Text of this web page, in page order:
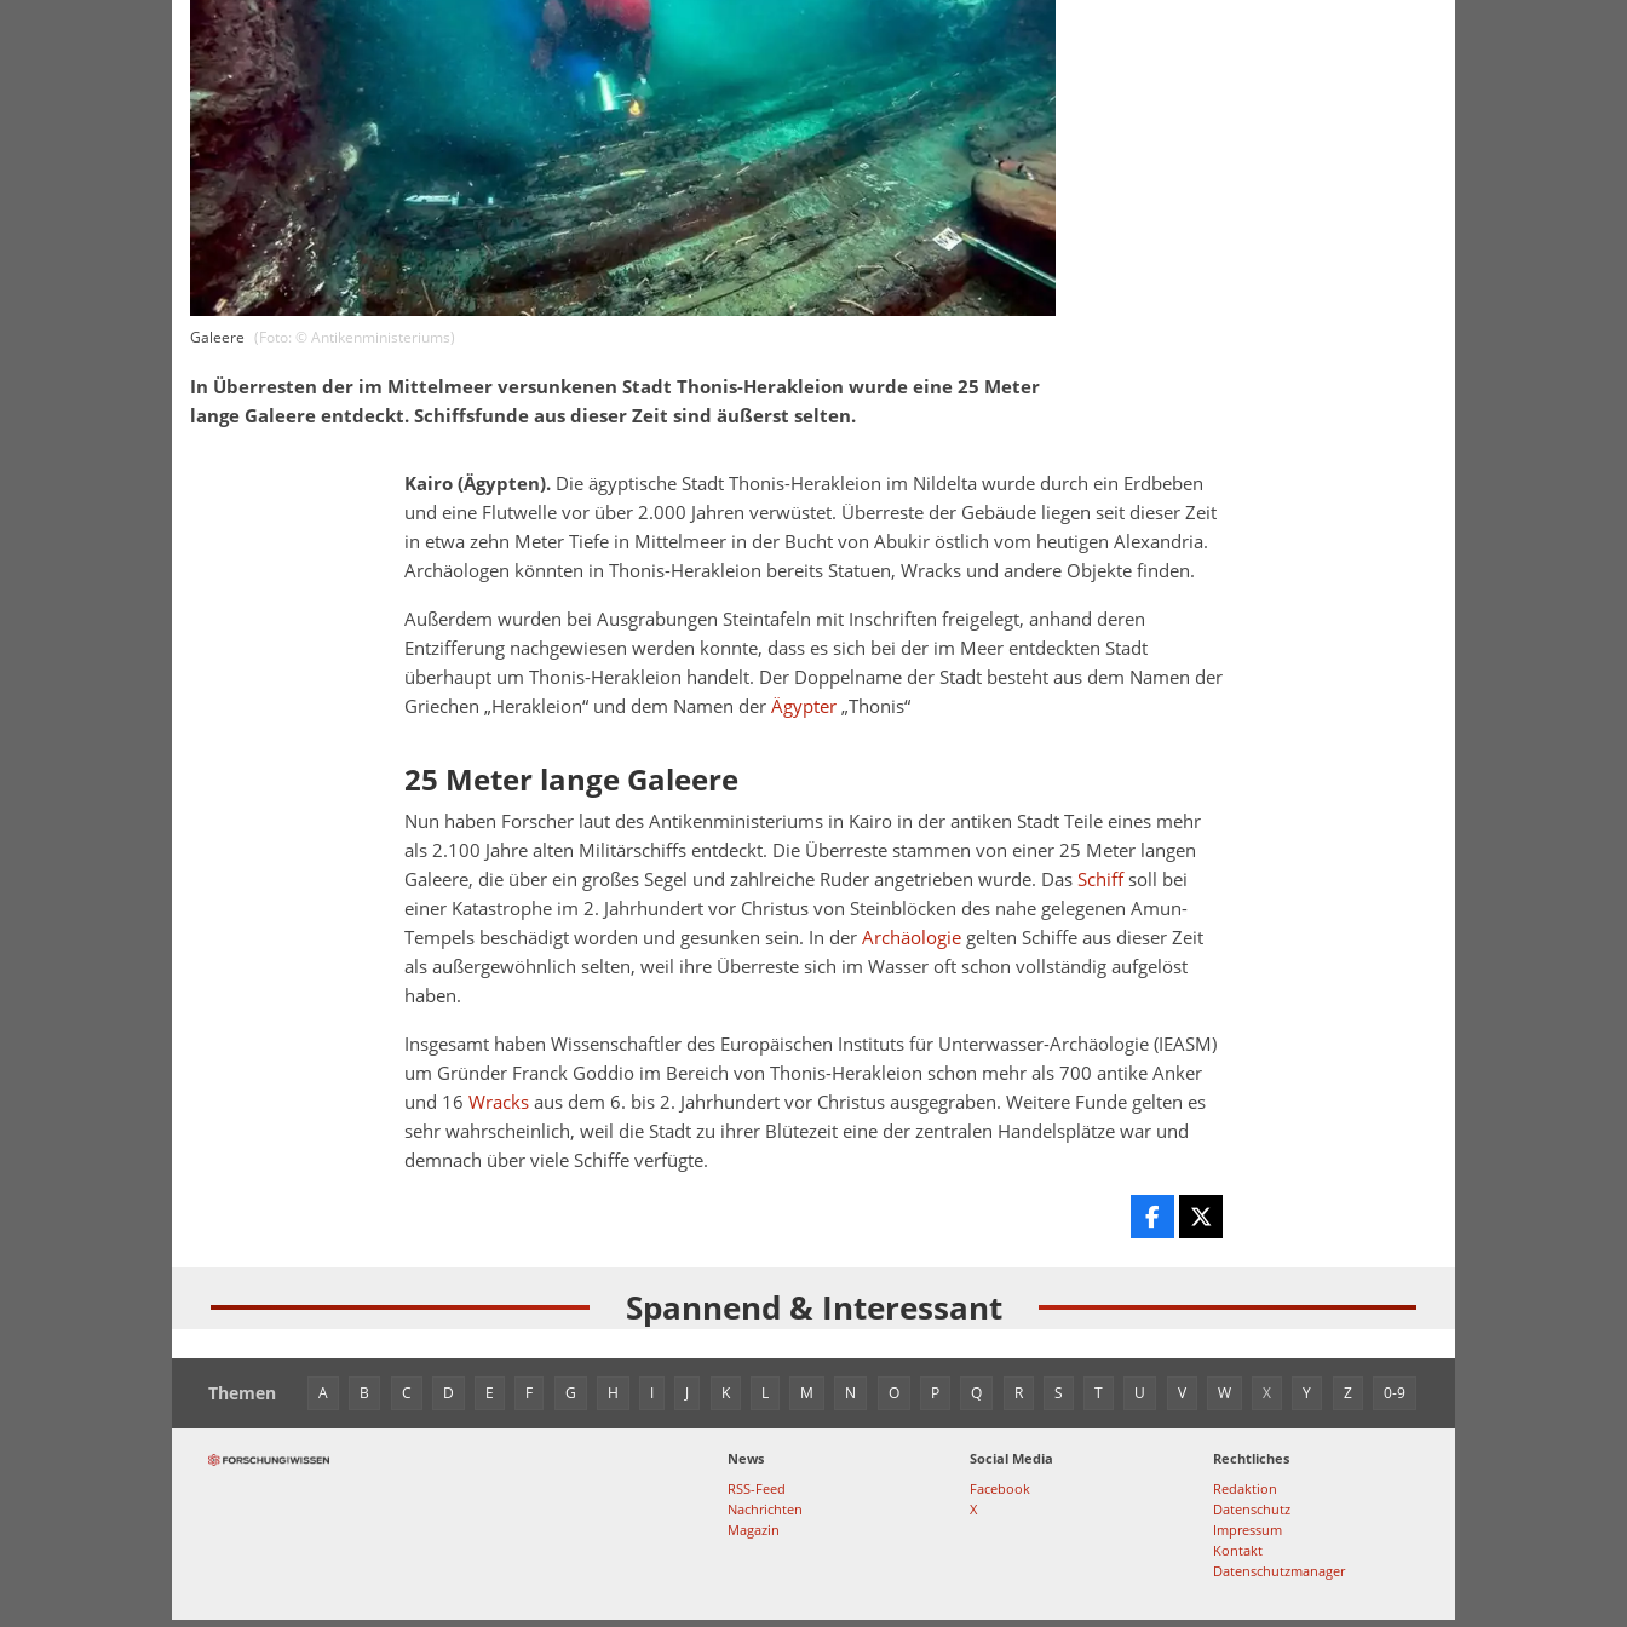
Galeere (Foto: © Antikenministeriums)
In Überresten der im Mittelmeer versunkenen Stadt Thonis-Herakleion wurde eine 25 Meter
lange Galeere entdeckt. Schiffsfunde aus dieser Zeit sind äußerst selten.
Kairo (Ägypten). Die ägyptische Stadt Thonis-Herakleion im Nildelta wurde durch ein Erdbeben
und eine Flutwelle vor über 2.000 Jahren verwüstet. Überreste der Gebäude liegen seit dieser Zeit
in etwa zehn Meter Tiefe in Mittelmeer in der Bucht von Abukir östlich vom heutigen Alexandria.
Archäologen könnten in Thonis-Herakleion bereits Statuen, Wracks und andere Objekte finden.
Außerdem wurden bei Ausgrabungen Steintafeln mit Inschriften freigelegt, anhand deren
Entzifferung nachgewiesen werden konnte, dass es sich bei der im Meer entdeckten Stadt
überhaupt um Thonis-Herakleion handelt. Der Doppelname der Stadt besteht aus dem Namen der
Griechen „Herakleion“ und dem Namen derÄgypter„Thonis“
25 Meter lange Galeere
Nun haben Forscher laut des Antikenministeriums in Kairo in der antiken Stadt Teile eines mehr
als 2.100 Jahre alten Militärschiffs entdeckt. Die Überreste stammen von einer 25 Meter langen
Galeere, die über ein großes Segel und zahlreiche Ruder angetrieben wurde. DasSchiffsoll bei
einer Katastrophe im 2. Jahrhundert vor Christus von Steinblöcken des nahe gelegenen Amun-
Tempels beschädigt worden und gesunken sein. In derArchäologiegelten Schiffe aus dieser Zeit
als außergewöhnlich selten, weil ihre Überreste sich im Wasser oft schon vollständig aufgelöst
haben.
Insgesamt haben Wissenschaftler des Europäischen Instituts für Unterwasser-Archäologie (IEASM)
um Gründer Franck Goddio im Bereich von Thonis-Herakleion schon mehr als 700 antike Anker
und 16 Wracksaus dem 6. bis 2. Jahrhundert vor Christus ausgegraben. Weitere Funde gelten es
sehr wahrscheinlich, weil die Stadt zu ihrer Blütezeit eine der zentralen Handelsplätze war und
demnach über viele Schiffe verfügte.
Spannend & Interessant
Themen A B C D E F G H I J K L M N O P Q R S T U V W X Y Z 0-9
News
RSS-Feed
Nachrichten
Magazin
Social Media
Facebook
X
Rechtliches
Redaktion
Datenschutz
Impressum
Kontakt
Datenschutzmanager